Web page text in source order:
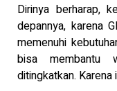
Dirinya berharap,
depannya, karena
memenuhi
bisa membantu
ditingkatkan. Karena